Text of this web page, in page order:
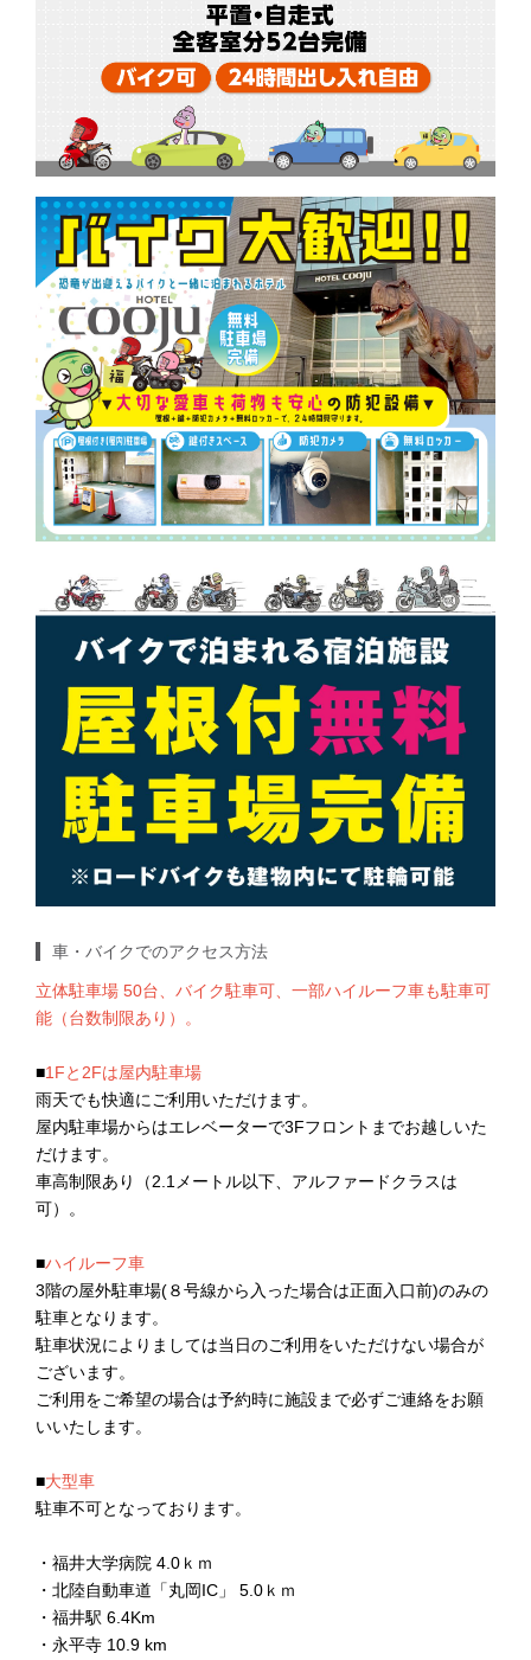
車・バイクでのアクセス方法
立体駐車場 50台、バイク駐車可、一部ハイルーフ車も駐車可
能（台数制限あり）。
■1Fと2Fは屋内駐車場
雨天でも快適にご利用いただけます。
屋内駐車場からはエレベーターで3Fフロントまでお越しいた
だけます。
車高制限あり（2.1メートル以下、アルファードクラスは
可）。
■ハイルーフ車
3階の屋外駐車場(８号線から入った場合は正面入口前)のみの
駐車となります。
駐車状況によりましては当日のご利用をいただけない場合が
ございます。
ご利用をご希望の場合は予約時に施設まで必ずご連絡をお願
いいたします。
■大型車
駐車不可となっております。
・福井大学病院 4.0ｋｍ
・北陸自動車道「丸岡IC」 5.0ｋｍ
・福井駅 6.4Km
・永平寺 10.9 km